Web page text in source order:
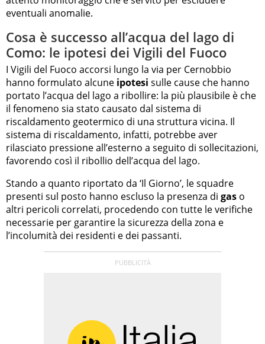
eventuali anomalie.
Cosa è successo all’acqua del lago di
Como: le ipotesi dei Vigili del Fuoco
I Vigili del Fuoco accorsi lungo la via per Cernobbio
hanno formulato alcune ipotesi sulle cause che hanno
portato l’acqua del lago a ribollire: la più plausibile è che
il fenomeno sia stato causato dal sistema di
riscaldamento geotermico di una struttura vicina. Il
sistema di riscaldamento, infatti, potrebbe aver
rilasciato pressione all’esterno a seguito di sollecitazioni,
favorendo così il ribollio dell’acqua del lago.
Stando a quanto riportato da ‘Il Giorno’, le squadre
presenti sul posto hanno escluso la presenza di gas o
altri pericoli correlati, procedendo con tutte le verifiche
necessarie per garantire la sicurezza della zona e
l’incolumità dei residenti e dei passanti.